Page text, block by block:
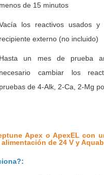
menos de 15 minutos
los reactivos usados
recipiente externo (no incluido)
Hasta un mes de prueba
necesario cambiar los
pruebas de 4-Alk, 2-Ca, 2-Mg
Apexo ApexELcon
de 24 V y